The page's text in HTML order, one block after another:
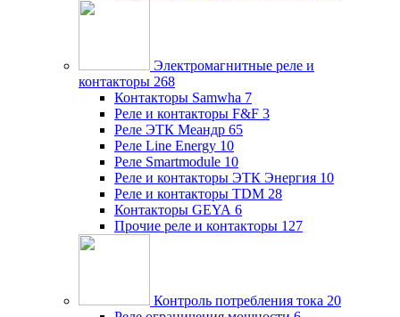
Электромагнитные реле и
контакторы 268
Контакторы Samwha 7
Реле и контакторы F&F 3
Реле ЭТК Меандр 65
Реле Line Energy 10
Реле Smartmodule 10
Реле и контакторы ЭТК Энергия 10
Реле и контакторы TDM 28
Контакторы GEYA 6
Прочие реле и контакторы 127
Контроль потребления тока 20